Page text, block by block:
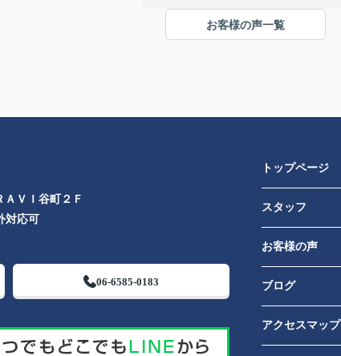
お客様の声一覧
ＶＩ谷町２Ｆ
対応可
06-6585-0183
トップページ
スタッフ
お客様の声
ブログ
アクセスマップ